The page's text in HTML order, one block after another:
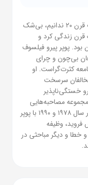
کارل رایموند پوپر را اگر بزرگ‌ترین فیلسوف قرن ۲۰ ندانیم، بی‌شک
زندگی کرد و
پوپر پیرو فیلسوف
بی‌چون و چرای
کثرت‌گراست. او
سرسخت
خستگی‌ناپذیر
مجموعه مصاحبه‌هایی
است که روزنامه آلمانی زبان «دی ولت» در سال ۱۹۷۸ و ۱۹۹۰ با پوپر
فروید، وظیفه
خطا و دیگر مباحثی در